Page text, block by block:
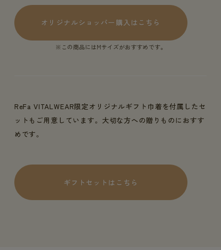
オリジナルショッパー購入はこちら
※この商品にはMサイズがおすすめです。
ReFa VITALWEAR限定オリジナルギフト巾着を付属したセ
ットもご用意しています。大切な方への贈りものにおすす
めです。
ギフトセットはこちら